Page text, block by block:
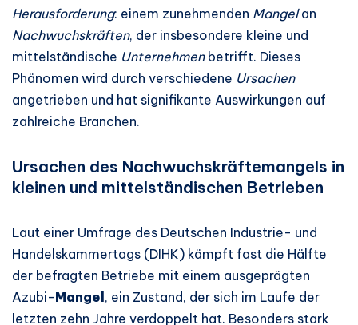
Herausforderung: einem zunehmenden Mangelan
Nachwuchskräften, der insbesondere kleine und
mittelständische Unternehmenbetrifft. Dieses
Phänomen wird durch verschiedene Ursachen
angetrieben und hat signifikante Auswirkungen auf
zahlreiche Branchen.
Ursachen des Nachwuchskräftemangels in
kleinen und mittelständischen Betrieben
Laut einer Umfrage des Deutschen Industrie- und
Handelskammertags (DIHK) kämpft fast die Hälfte
der befragten Betriebe mit einem ausgeprägten
Azubi-Mangel, ein Zustand, der sich im Laufe der
letzten zehn Jahre verdoppelt hat. Besonders stark